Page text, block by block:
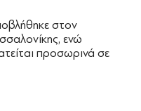
στον
ενώ
προσωρινά σε